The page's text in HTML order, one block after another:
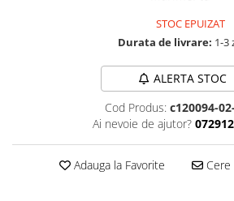
STOC EPUIZAT
Durata de livrare: 1-3
ALERTA STOC
Cod Produs: c120094-
Ai nevoie de ajutor?
Adauga la Favorite Cere